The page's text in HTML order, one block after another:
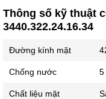
Thông số kỹ thuật
3440.322.24.16.34
Đường kính mặt
Chống nước 5
Chất liệu mặt